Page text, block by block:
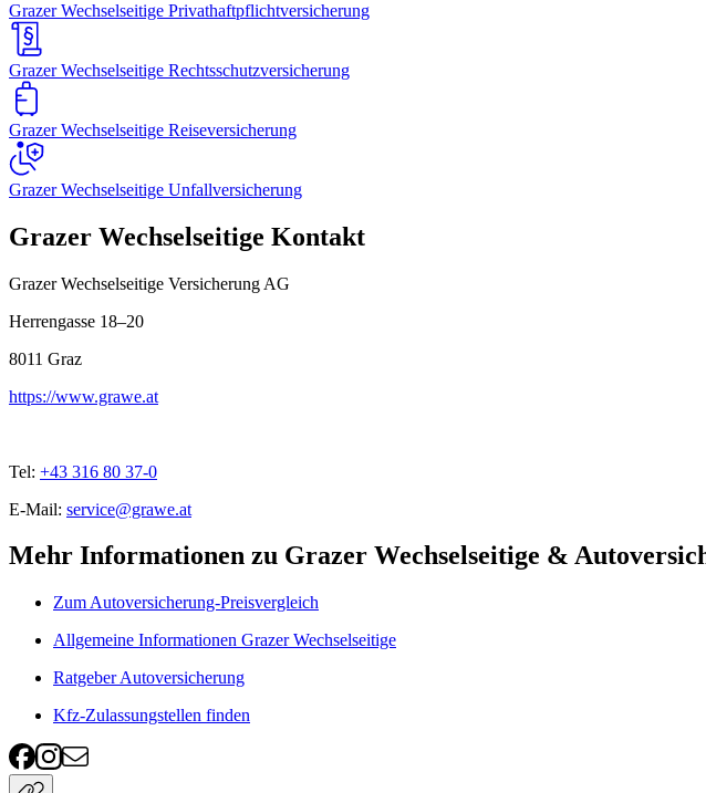
Grazer Wechselseitige Privathaftpflichtversicherung
Grazer Wechselseitige Rechtsschutzversicherung
Grazer Wechselseitige Reiseversicherung
Grazer Wechselseitige Unfallversicherung
Grazer Wechselseitige Kontakt
Grazer Wechselseitige Versicherung AG
Herrengasse 18–20
8011 Graz
https://www.grawe.at
Tel: +43 316 80 37-0
E-Mail: service@grawe.at
Mehr Informationen zu Grazer Wechselseitige &
Zum Autoversicherung-Preisvergleich
Allgemeine Informationen Grazer Wechselseitige
Ratgeber Autoversicherung
Kfz-Zulassungstellen finden